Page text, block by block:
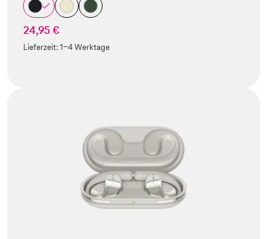
24,95 €
Lieferzeit:1-4 Werktage